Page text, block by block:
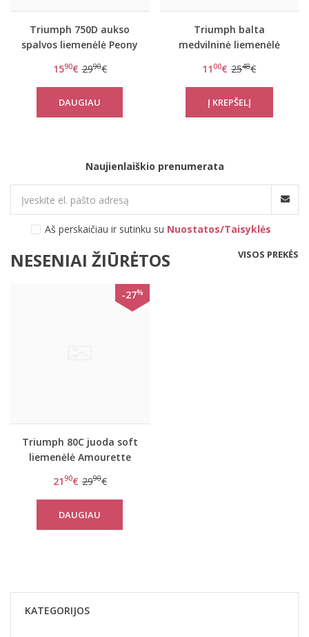
Triumph 750D aukso
spalvos liemenėlė Peony
1590€ 2990€
DAUGIAU
Triumph balta
medvilninė liemenėlė
1100€ 2548€
Naujienlaiškio prenumerata
Aš perskaičiau ir sutinku su Nuostatos/Taisyklės
NESENIAI ŽIŪRĖTOS VISOS PREKĖS
-27%
Triumph 80C juoda soft
liemenėlė Amourette
2190€ 2990€
DAUGIAU
KATEGORIJOS